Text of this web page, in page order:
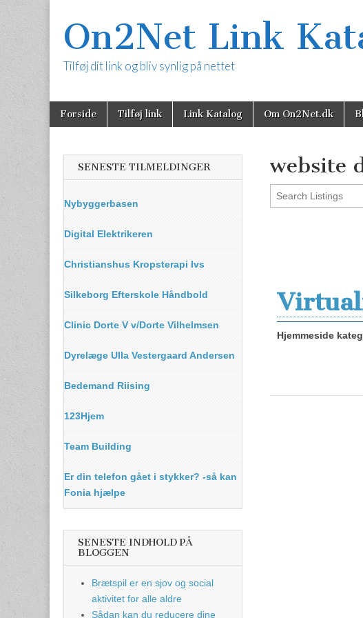
On2Net Link
Tilføj dit link og bliv synlig på nettet
Main
menu
Skip
Forside Tilføj link Link Katalog Om On2Net.dk
website
Hjemmeside
SENESTE TILMELDINGER
Nybyggerbasen
Digital Elektrikeren
Christianshus Kropsterapi Ivs
Silkeborg Efterskole Håndbold
Clinic Dorte V v/Dorte Vilhelmsen
Dyrelæge Ulla Vestergaard Andersen
Bedemand Riising
123Hjem
Team Building
Er din telefon gået i stykker? -så kan
Fonia hjælpe
SENESTE INDHOLD PÅ
BLOGGEN
Brætspil er en sjov og social
aktivitet for alle aldre
Sådan kan du reducere dine